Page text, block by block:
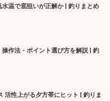
温で底狙いが正解か | 釣りまとめ
操作法・ポイント選び方を解説 | 釣
活性上がる夕方帯にヒット | 釣りま